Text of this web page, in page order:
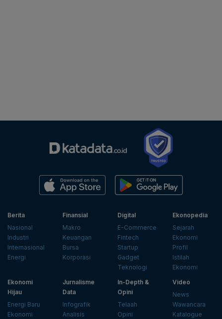
Berita
Nasional
Industri
Internasional
Energi
Finansial
Makro
Keuangan
Bursa
Korporasi
Digital
E-Commerce
Fintech
Startup
Gadget
Teknologi
Ekonopedia
Sejarah
Ekonomi
Profil
Istilah
Ekonomi
Ekonomi
Hijau
Energi Baru
Ekonomi
Jurnalisme
Data
Infografik
Analisis
In-Depth &
Opini
Telaah
Opini
Video
News
Wawancara
Katalogue